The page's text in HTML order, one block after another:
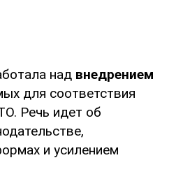
над внедрением
для соответствия
Речь идет об
и усилением